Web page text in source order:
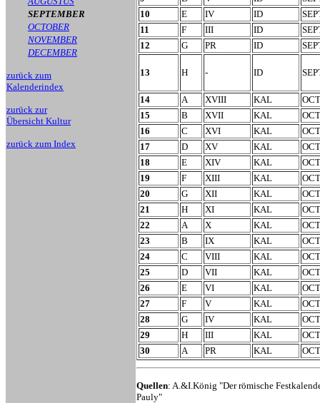
SEPTEMBER
OCTOBER
NOVEMBER
DECEMBER
zurück zum
Kalenderindex
zurück zur
Übersicht Kultur
zurück zum Index
10
E IV ID
11
F III ID
12
G PR ID
13 H - ID
14 A XVIII KAL
15
B XVII KAL
OCT
16
C XVI KAL
OCT
17
D XV KAL
OCT
18
E XIV KAL
OCT
19
F XIII KAL
OCT
20
G XII KAL
OCT
21
H XI KAL
OCT
22
A X KAL
OCT
23
B IX KAL
OCT
24
C VIII KAL
OCT
25
D VII KAL
OCT
26
E VI KAL
OCT
27
F V KAL
OCT
28
G IV KAL
OCT
29
H III KAL
OCT
30
A PR KAL OCT
Quellen: A.&I.König "Der römische
Pauly"